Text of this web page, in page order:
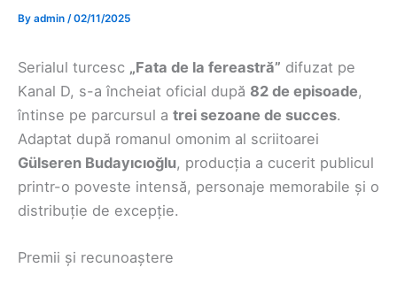
By admin /02/11/2025
Serialul turcesc „Fata de la fereastră” difuzat pe
Kanal D, s-a încheiat oficial după 82 de episoade,
întinse pe parcursul a trei sezoane de succes.
Adaptat după romanul omonim al scriitoarei
Gülseren Budayıcıoğlu, producția a cucerit publicul
printr-o poveste intensă, personaje memorabile și o
distribuție de excepție.
Premii și recunoaștere